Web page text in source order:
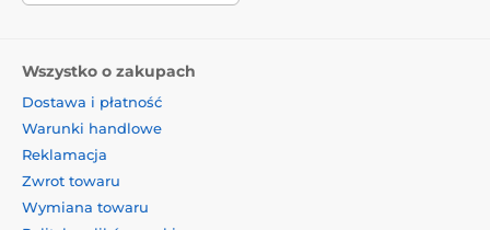
Wszystko o zakupach
Dostawa i płatność
Warunki handlowe
Reklamacja
Zwrot towaru
Wymiana towaru